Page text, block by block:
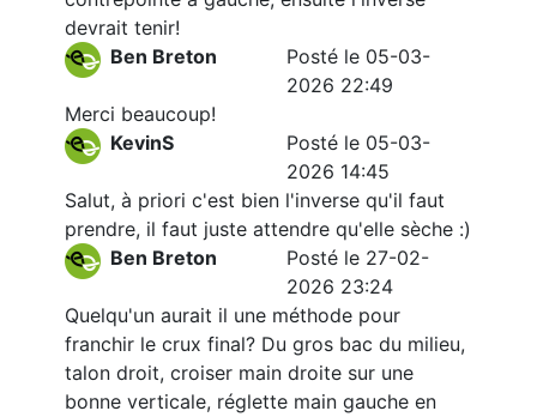
devrait tenir!
Ben Breton
Posté le 05-03-
2026 22:49
Merci beaucoup!
KevinS
Posté le 05-03-
2026 14:45
Salut, à priori c'est bien l'inverse qu'il faut
prendre, il faut juste attendre qu'elle sèche :)
Ben Breton
Posté le 27-02-
2026 23:24
Quelqu'un aurait il une méthode pour
franchir le crux final? Du gros bac du milieu,
talon droit, croiser main droite sur une
bonne verticale, réglette main gauche en